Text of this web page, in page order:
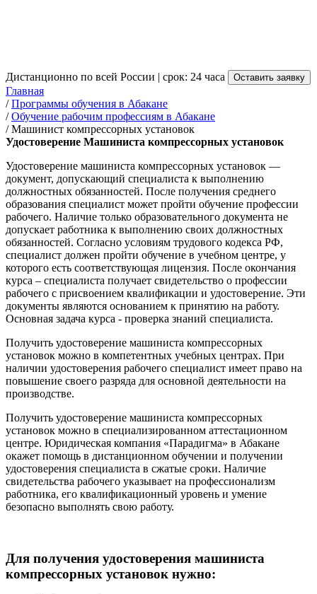
Дистанционно по всей России | срок: 24 часа Оставить заявку
Главная
/Программы обучения в Абакане
/Обучение рабочим профессиям в Абакане
/Машинист компрессорных установок
Удостоверение Машиниста компрессорных установок
Удостоверение машиниста компрессорных установок —
документ, допускающий специалиста к выполнению
должностных обязанностей. После получения среднего
образования специалист может пройти обучение профессии
рабочего. Наличие только образовательного документа не
допускает работника к выполнению своих должностных
обязанностей. Согласно условиям трудового кодекса РФ,
специалист должен пройти обучение в учебном центре, у
которого есть соответствующая лицензия. После окончания
курса – специалиста получает свидетельство о профессии
рабочего с присвоением квалификации и удостоверение. Эти
документы являются основанием к принятию на работу.
Основная задача курса - проверка знаний специалиста.
Получить удостоверение машиниста компрессорных
установок можно в компетентных учебных центрах. При
наличии удостоверения рабочего специалист имеет право на
повышение своего разряда для основной деятельности на
производстве.
Получить удостоверение машиниста компрессорных
установок можно в специализированном аттестационном
центре. Юридическая компания «Парадигма» в Абакане
окажет помощь в дистанционном обучении и получении
удостоверения специалиста в сжатые сроки. Наличие
свидетельства рабочего указывает на профессионализм
работника, его квалификационный уровень и умение
безопасно выполнять свою работу.
Для получения удостоверения машиниста
компрессорных установок нужно: